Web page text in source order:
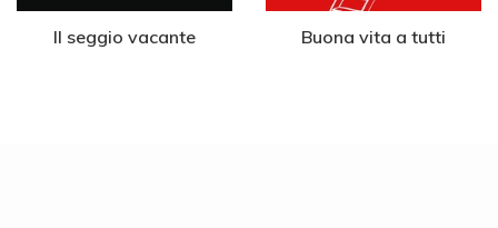
Il seggio vacante Buona vita a tutti